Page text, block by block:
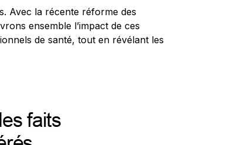
Avec la récente réforme des
ensemble l’impact de ces
de santé, tout en révélant les